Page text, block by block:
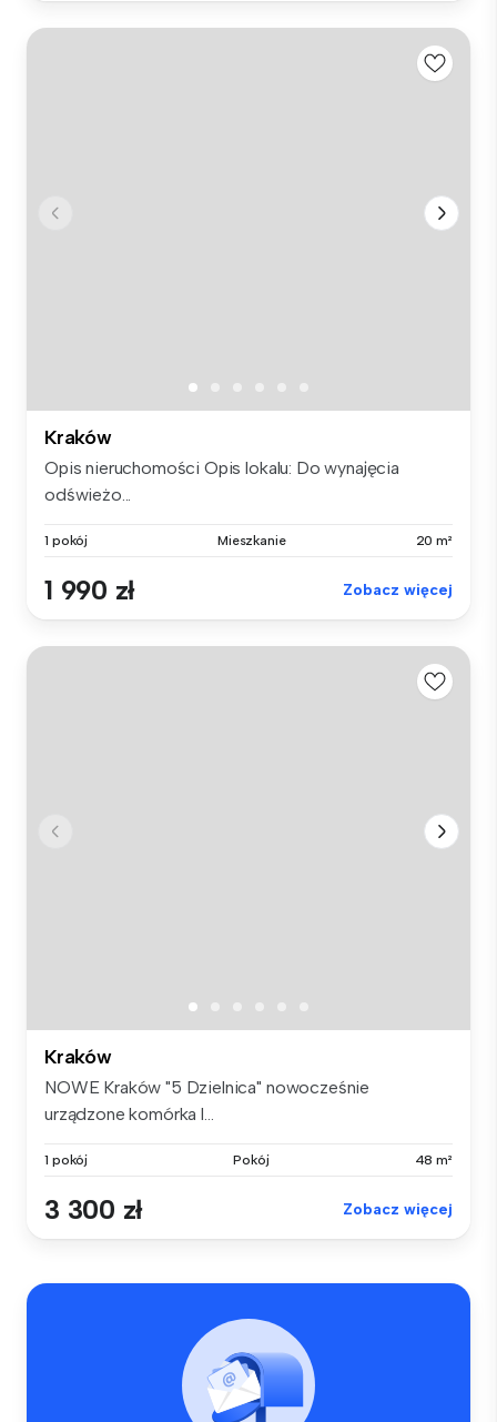
Kraków
Opis nieruchomości Opis lokalu: Do wynajęcia
odświeżo...
1 pokój Mieszkanie 20 m²
1 990 zł Zobacz więcej
Kraków
NOWE Kraków "5 Dzielnica" nowocześnie
urządzone komórka l...
1 pokój Pokój 48 m²
3 300 zł Zobacz więcej